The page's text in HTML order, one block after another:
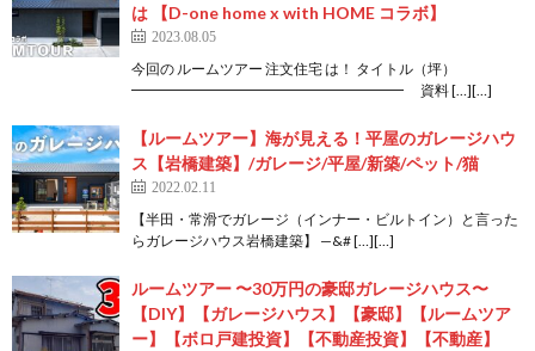
は 【D-one home x with HOME コラボ】
2023.08.05
今回の ルームツアー 注文住宅 は！ タイトル（坪）
━━━━━━━━━━━━━━━━━━━ 資料 […][…]
【ルームツアー】海が見える！平屋のガレージハウ
ス【岩橋建築】/ガレージ/平屋/新築/ペット/猫
2022.02.11
【半田・常滑でガレージ（インナー・ビルトイン）と言った
らガレージハウス岩橋建築】 —&# […][…]
ルームツアー 〜30万円の豪邸ガレージハウス〜
【DIY】【ガレージハウス】【豪邸】【ルームツア
ー】【ボロ戸建投資】【不動産投資】【不動産】